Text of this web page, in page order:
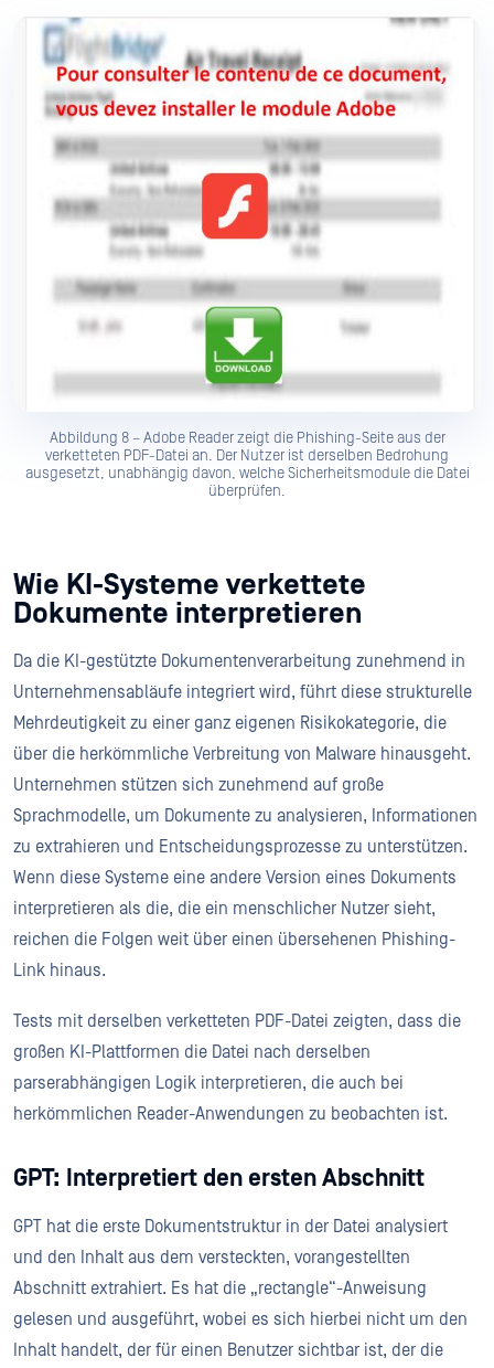
Abbildung 8 – Adobe Reader zeigt die Phishing-Seite aus der
verketteten PDF-Datei an. Der Nutzer ist derselben Bedrohung
ausgesetzt, unabhängig davon, welche Sicherheitsmodule die Datei
überprüfen.
Wie KI-Systeme verkettete
Dokumente interpretieren
Da die KI-gestützte Dokumentenverarbeitung zunehmend in
Unternehmensabläufe integriert wird, führt diese strukturelle
Mehrdeutigkeit zu einer ganz eigenen Risikokategorie, die
über die herkömmliche Verbreitung von Malware hinausgeht.
Unternehmen stützen sich zunehmend auf große
Sprachmodelle, um Dokumente zu analysieren, Informationen
zu extrahieren und Entscheidungsprozesse zu unterstützen.
Wenn diese Systeme eine andere Version eines Dokuments
interpretieren als die, die ein menschlicher Nutzer sieht,
reichen die Folgen weit über einen übersehenen Phishing-
Link hinaus.
Tests mit derselben verketteten PDF-Datei zeigten, dass die
großen KI-Plattformen die Datei nach derselben
parserabhängigen Logik interpretieren, die auch bei
herkömmlichen Reader-Anwendungen zu beobachten ist.
GPT: Interpretiert den ersten Abschnitt
GPT hat die erste Dokumentstruktur in der Datei analysiert
und den Inhalt aus dem versteckten, vorangestellten
Abschnitt extrahiert. Es hat die „rectangle“-Anweisung
gelesen und ausgeführt, wobei es sich hierbei nicht um den
Inhalt handelt, der für einen Benutzer sichtbar ist, der die